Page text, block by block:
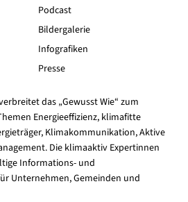
Podcast
Bildergalerie
Infografiken
Presse
das „Gewusst Wie“ zum
Energieeffizienz, klimafitte
Klimakommunikation, Aktive
Die klimaaktiv Expertinnen
Informations- und
Unternehmen, Gemeinden und